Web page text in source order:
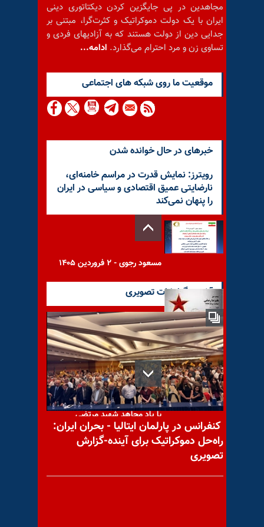
مجاهدین در پی جایگزین کردن دیکتاتوری دینی
ایران با یک دولت دموکراتیک و کثرت‌گرا، مبتنی بر
جدایی دین از دولت هستند که به آزادیهای فردی و
تساوی زن و مرد احترام می‌گذارد. ادامه...
موقعيت ما روى شبكه هاى اجتماعى
خبرهای در حال خوانده شدن
رویترز: نمایش قدرت در مراسم خامنه‌ای،
نارضایتی عمیق اقتصادی و سیاسی در ایران
را پنهان نمی‌کند
مسعود رجوی - ۲ فروردین ۱۴۰۵
با یاد مجاهد شهید علیرضا
رضایی
با یاد مجاهد شهید مرتضی
شفائی
آخرین گزارشات تصویری
کنفرانس در پارلمان ایتالیا - بحران ایران:
راه‌حل دموکراتیک برای آینده-گزارش
تصویری